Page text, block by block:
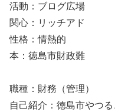
活動：ブログ広場
関心：リッチアド
性格：情熱的
本：徳島市財政難
職種：財務（管理）
自己紹介：徳島市やつ